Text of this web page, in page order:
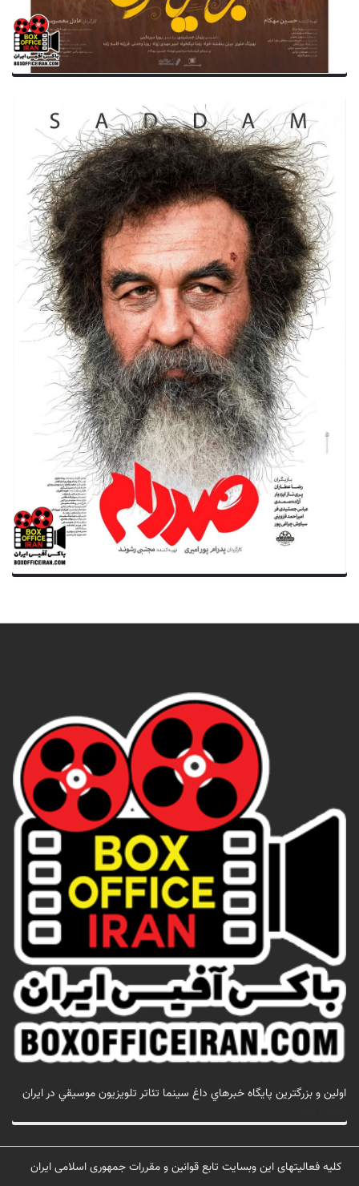
اولين و بزرگترين پايگاه خبرهاي داغ سينما تئاتر تلويزيون موسيقي در ايران
کلیه فعالیتهای این وبسایت تابع قوانین و مقررات جمهوری اسلامی ایران